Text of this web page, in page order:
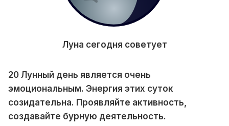
Луна сегодня советует
20 Лунный день является очень
эмоциональным. Энергия этих суток
созидательна. Проявляйте активность,
создавайте бурную деятельность.